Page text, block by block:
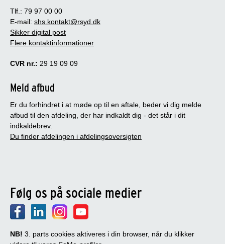
Tlf.: 79 97 00 00
E-mail: shs.kontakt@rsyd.dk
Sikker digital post
Flere kontaktinformationer
CVR nr.: 29 19 09 09
Meld afbud
Er du forhindret i at møde op til en aftale, beder vi dig melde
afbud til den afdeling, der har indkaldt dig - det står i dit
indkaldebrev.
Du finder afdelingen i afdelingsoversigten
Følg os på sociale medier
NB! 3. parts cookies aktiveres i din browser, når du klikker